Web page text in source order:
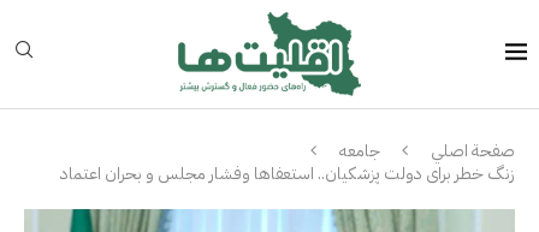
صفحة اصلي
جامعه
زنگ خطر برای دولت پزشکیان.. استعفاها وفشار مجلس و بحران اعتماد